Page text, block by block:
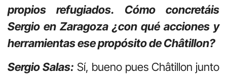
propios refugiados. Cómo concretáis
Sergio en Zaragoza ¿con qué acciones y
herramientas ese propósito de Châtillon?
Sergio Salas: Sí, bueno pues Châtillon junto